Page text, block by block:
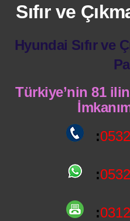
Sıfır ve
Hyundai Sıfır ve
Türkiye’nin 81
:
:
: